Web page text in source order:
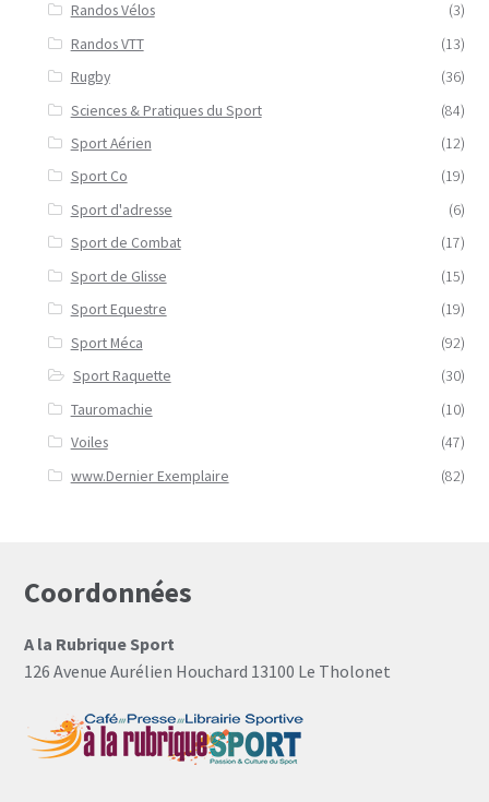
Randos Vélos
(3)
Randos VTT
(13)
Rugby
(36)
Sciences & Pratiques du Sport
(84)
Sport Aérien
(12)
Sport Co
(19)
Sport d'adresse
(6)
Sport de Combat
(17)
Sport de Glisse
(15)
Sport Equestre
(19)
Sport Méca
(92)
Sport Raquette
(30)
Tauromachie
(10)
Voiles
(47)
www.Dernier Exemplaire
(82)
Coordonnées
A la Rubrique Sport
126 Avenue Aurélien Houchard 13100 Le Tholonet